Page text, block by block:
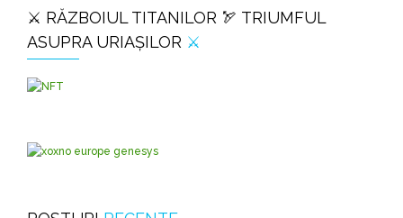
⚔️ RĂZBOIUL TITANILOR 🏹 TRIUMFUL
ASUPRA URIAȘILOR ⚔️